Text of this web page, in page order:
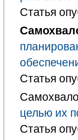
Статья
Статья
целью их
Статья